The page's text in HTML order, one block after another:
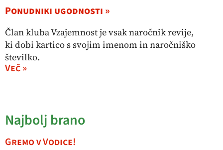
Ponudniki ugodnosti »
Član kluba Vzajemnost je vsak naročnik revije,
ki dobi kartico s svojim imenom in naročniško
številko.
Več »
Najbolj brano
Gremo v Vodice!